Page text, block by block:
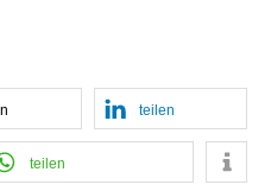
teilen
teilen